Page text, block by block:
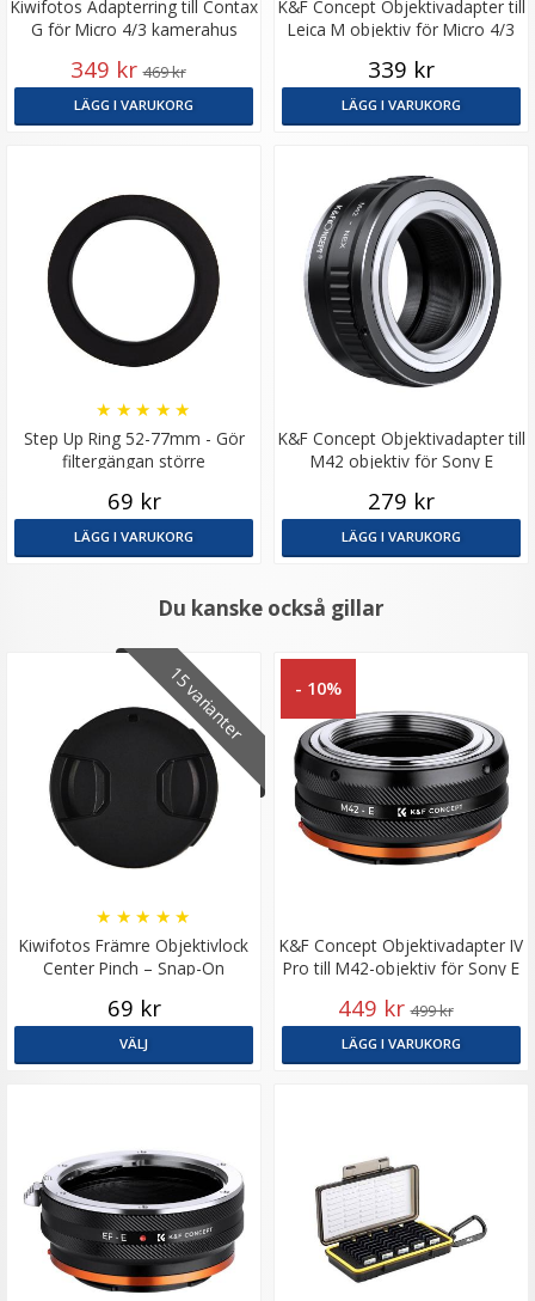
Kiwifotos Adapterring till Contax
G för Micro 4/3 kamerahus
349 kr 469 kr
LÄGG I VARUKORG
K&F Concept Objektivadapter till
Leica M objektiv för Micro 4/3
339 kr
LÄGG I VARUKORG
Step Up Ring 52-77mm - Gör
filtergängan större
★ ★ ★ ★ ★
69 kr
LÄGG I VARUKORG
K&F Concept Objektivadapter till
M42 objektiv för Sony E
279 kr
LÄGG I VARUKORG
Du kanske också gillar
15 varianter
Kiwifotos Främre Objektivlock
Center Pinch – Snap-On
★ ★ ★ ★ ★
69 kr
VÄLJ
- 10%
K&F Concept Objektivadapter IV
Pro till M42-objektiv för Sony E
449 kr 499 kr
LÄGG I VARUKORG